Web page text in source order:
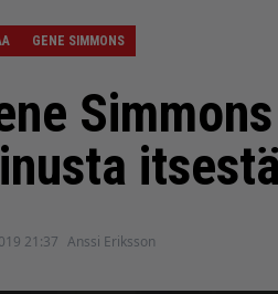
GENE SIMMONS
21:37 Anssi Eriksson